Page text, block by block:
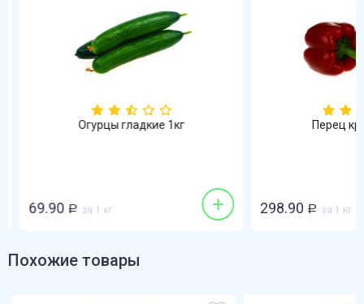
Огурцы гладкие 1кг
69.90 Р за 1 кг +
Перец
298.90 Р за 1 кг
Похожие товары